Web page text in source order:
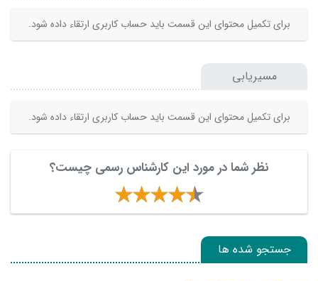
برای تکمیل محتوای این قسمت باید حساب کاربری ارتقاء داده شود.
مسیریابی
برای تکمیل محتوای این قسمت باید حساب کاربری ارتقاء داده شود.
نظر شما در مورد این کارشناس رسمی چیست؟
جستجو شده ها